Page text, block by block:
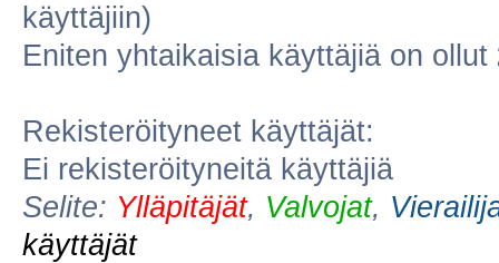
käyttäjiin)
Eniten yhtaikaisia käyttäjiä on ollut
Rekisteröityneet käyttäjät:
Ei rekisteröityneitä käyttäjiä
Selite: Ylläpitäjät, Valvojat,
käyttäjät